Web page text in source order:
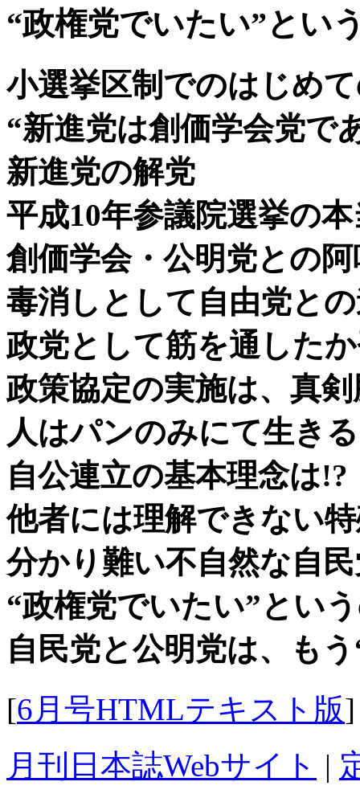
“政権党でいたい”とい
小選挙区制でのはじめ
“新進党は創価学会党で
新進党の解党
平成10年参議院選挙の
創価学会・公明党との
毒消しとして自由党と
政党として筋を通した
政策協定の実施は、真
人はパンのみにて生き
自公連立の基本理念は!?
他者には理解できない
分かり難い不自然な自
“政権党でいたい”とい
自民党と公明党は、も
[6月号HTMLテキスト版]
月刊日本誌Webサイト |